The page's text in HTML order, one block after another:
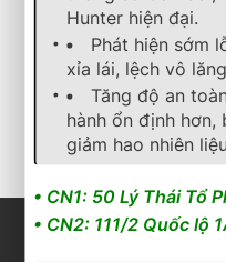
lốp xe bridgestone turanza
LỐP XE
3.150.000 ₫
Cần nhận báo giá mới
nhất? Nhấn vào đây để
trao đổi ngay
Hunter hiện đại.
Phát hiện sớm
xỉa lái, lệch vô
Tăng độ an
hành ổn định
giảm hao nhiên
• CN1: 50 Lý Thái Tổ
• CN2: 111/2 Quốc lộ